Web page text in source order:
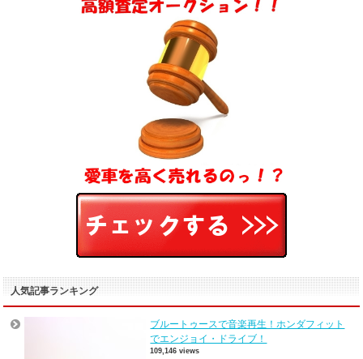
人気記事ランキング
ブルートゥースで音楽再生！ホンダフィット
でエンジョイ・ドライブ！
109,146 views